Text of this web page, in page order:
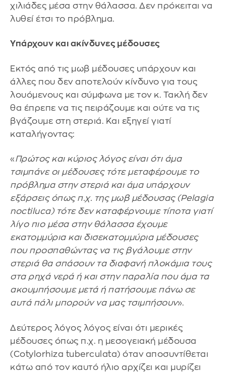
χιλιάδες μέσα στην θάλασσα. Δεν πρόκειται να
λυθεί έτσι το πρόβλημα.
Υπάρχουν και ακίνδυνες μέδουσες
Εκτός από τις μωβ μέδουσες υπάρχουν και
άλλες που δεν αποτελούν κίνδυνο για τους
λουόμενους και σύμφωνα με τον κ. Τακλή δεν
θα έπρεπε να τις πειράζουμε και ούτε να τις
βγάζουμε στη στεριά. Και εξηγεί γιατί
καταλήγοντας:
«Πρώτος και κύριος λόγος είναι ότι άμα
τσιμπάνε οι μέδουσες τότε μεταφέρουμε το
πρόβλημα στην στεριά και άμα υπάρχουν
εξάρσεις όπως π.χ. της μωβ μέδουσας (Pelagia
noctiluca) τότε δεν καταφέρνουμε τίποτα γιατί
λίγο πιο μέσα στην θάλασσα έχουμε
εκατομμύρια και δισεκατομμύρια μέδουσες
που προσπαθώντας να τις βγάλουμε στην
στεριά θα σπάσουν τα διαφανή πλοκάμια τους
στα ρηχά νερά ή και στην παραλία που άμα τα
ακουμπήσουμε μετά ή πατήσουμε πάνω σε
αυτά πάλι μπορούν να μας τσιμπήσουν».
Δεύτερος λόγος λόγος είναι ότι μερικές
μέδουσες όπως π.χ. η μεσογειακή μέδουσα
(Cotylorhiza tuberculata) όταν αποσυντίθεται
κάτω από τον καυτό ήλιο αρχίζει και μυρίζει